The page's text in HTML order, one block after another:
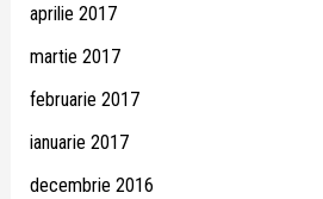
aprilie 2017
martie 2017
februarie 2017
ianuarie 2017
decembrie 2016